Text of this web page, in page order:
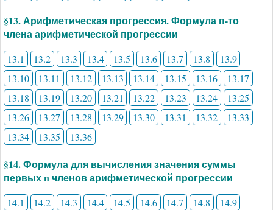
§13. Арифметическая прогрессия. Формула п-то
члена арифметической прогрессии
13.1 13.2 13.3 13.4 13.5 13.6 13.7 13.8
13.9
13.10
13.11 13.12 13.13 13.14 13.15 13.16
13.17
13.18
13.19 13.20 13.21 13.22 13.23 13.24
13.25
13.26
13.27 13.28 13.29 13.30 13.31 13.32
13.33
13.34
13.35 13.36
§14. Формула для вычисления значения суммы
первых n членов арифметической прогрессии
14.1 14.2 14.3 14.4 14.5 14.6 14.7 14.8 14.9